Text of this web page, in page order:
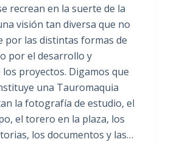
recrean en la suerte de la
visión tan diversa que no
por las distintas formas de
por el desarrollo y
proyectos. Digamos que
una Tauromaquia
la fotografía de estudio, el
el torero en la plaza, los
los documentos y las…